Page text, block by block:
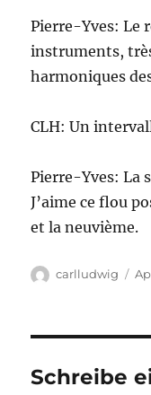
Pierre-Yves: Le
instruments,
harmoniques
CLH: Un
Pierre-Yves: La
J’aime ce flou
et la neuvième.
Autor
carlludwig
Schreibe